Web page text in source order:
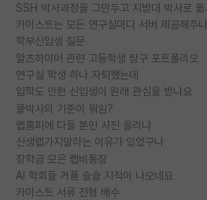
카이스트는 모든 연구실마다 서버 제공해주
학부신입생 질문
알츠하이머 관련 고등학생 탐구 포트폴리오
연구실 학생 하나 자퇴했는데
입학도 안한 신입생이 원래 관심을 받나요
물박사의 기준이 뭐임?
랩홈피에 다들 본인 사진 올리냐
신생랩가지말라는 이유가 있었구나
장학금 모은 랩비통장
AI 학회들 거품 슬슬 지적이 나오네요
카이스트 서류 전형 배수